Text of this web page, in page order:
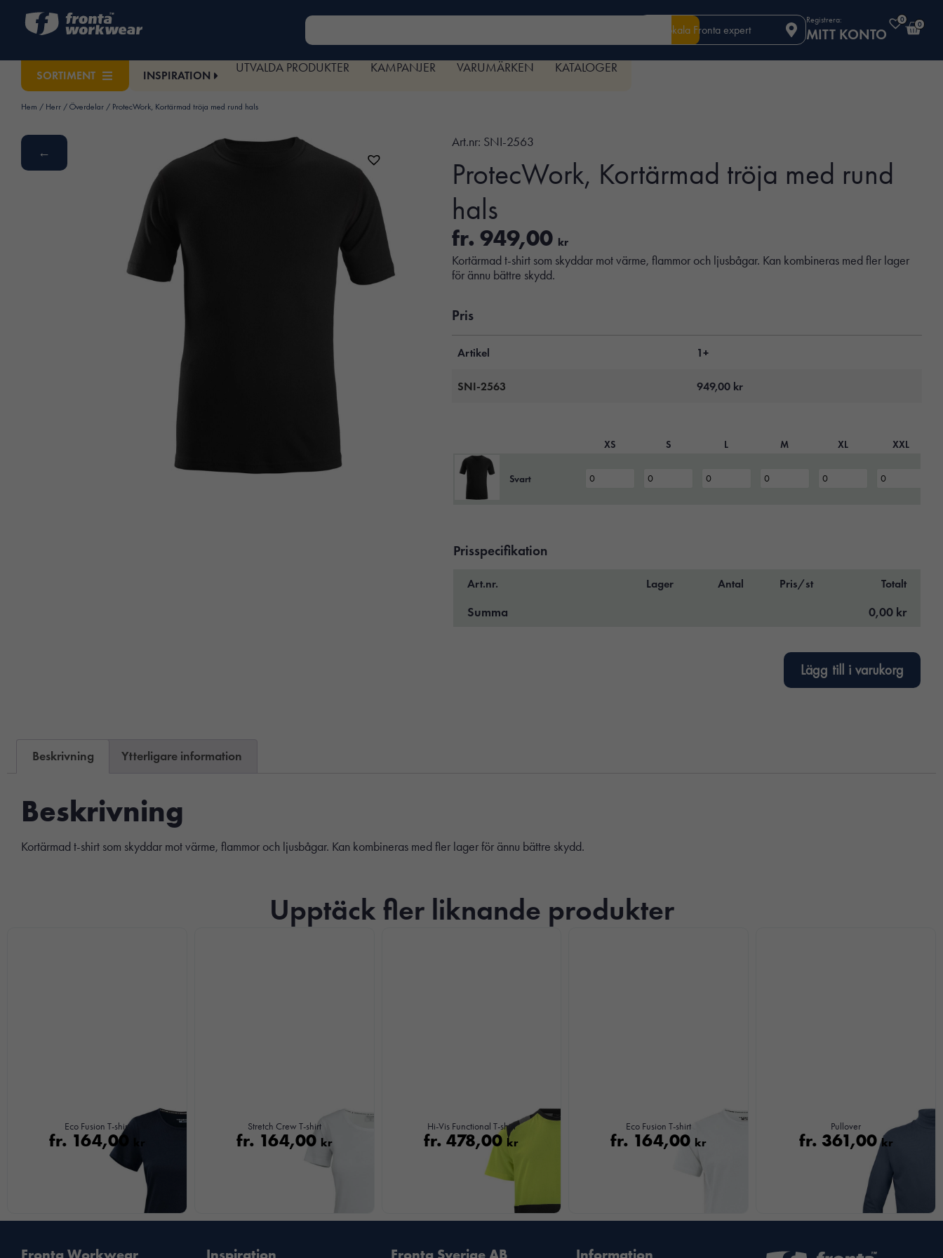
Din lokala Fronta expert
Registrera:
MITT KONTO
0
0
SORTIMENT INSPIRATION
UTVALDA PRODUKTER KAMPANJER VARUMÄRKEN KATALOGER
Hem / Herr / Överdelar / ProtecWork, Kortärmad tröja med rund hals
←
Art.nr: SNI-2563
ProtecWork, Kortärmad tröja med rund
hals
fr. 949,00 kr
Kortärmad t-shirt som skyddar mot värme, flammor och ljusbågar. Kan kombineras med fler lager
för ännu bättre skydd.
Pris
Artikel 1+
SNI-2563 949,00 kr
XS S L M XL XXL
Svart
Prisspecifikation
Art.nr. Lager Antal Pris/st Totalt
Summa 0,00 kr
Lägg till i varukorg
Beskrivning Ytterligare information
Beskrivning
Kortärmad t-shirt som skyddar mot värme, flammor och ljusbågar. Kan kombineras med fler lager för ännu bättre skydd.
Upptäck fler liknande produkter
Eco Fusion T-shirt
fr. 164,00 kr
Stretch Crew T-shirt
fr. 164,00 kr
Hi-Vis Functional T-shirt
fr.478,00kr
Eco Fusion T-shirt
fr. 164,00 kr
Pullover
fr. 361,00kr
Fronta Workwear Inspiration Fronta Sverige AB Information
Nödvändiga
Dessa kakor
går inte att
behövs för att
över huvud
taget ska